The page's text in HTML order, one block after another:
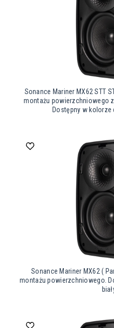
Sonance Mariner MX62 STT
montażu powierzchniowego
Dostępny w kolorze
Sonance Mariner MX62 (
montażu powierzchniowego.